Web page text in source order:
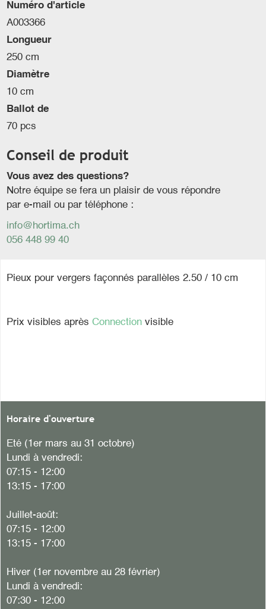
Numéro d'article
A003366
Longueur
250 cm
Diamètre
10 cm
Ballot de
70 pcs
Conseil de produit
Vous avez des questions?
Notre équipe se fera un plaisir de vous répondre
par e-mail ou par téléphone :
info@hortima.ch
056 448 99 40
Pieux pour vergers façonnés parallèles 2.50 / 10 cm
Prix visibles après Connection visible
Horaire d'ouverture
Eté (1er mars au 31 octobre)
Lundi à vendredi:
07:15 - 12:00
13:15 - 17:00
Juillet-août:
07:15 - 12:00
13:15 - 17:00
Hiver (1er novembre au 28 février)
Lundi à vendredi:
07:30 - 12:00